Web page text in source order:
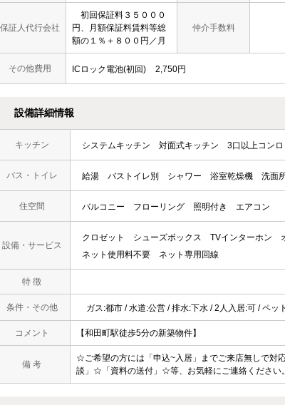
保証人代行会社
初回保証料３５０００
円、月額保証料賃料等総
額の１％＋８００円／月
仲介手数料
その他費用 ICロック電池(初回) 2,750円
設備詳細情報
キッチン システムキッチン 対面式キッチン 3口以上コンロ
バス・トイレ 給湯 バストイレ別 シャワー 浴室乾燥機 洗面
住空間 バルコニー フローリング 照明付き エアコン
設備・サービス
クロゼット シューズボックス TVインターホン
ネット使用料不要
ネット専用回線
特 徴
条件・その他 ガス:都市 / 水道:公営 / 排水:下水 / 2人入居:可 / ペッ
コメント 【和田町駅徒歩5分の新築物件】
備 考
☆ご希望の方には「申込~入居」までご来店無しで
談」☆「資料の送付」☆等、お気軽にご連絡くださ